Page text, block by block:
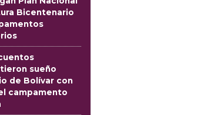
Bicentenario
sueño
de Bolívar con
campamento